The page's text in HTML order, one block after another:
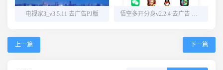
电视家3_v3.5.11 去广告PJ版 悟空多开分身v2.2.4 去广告 解锁会员
上一篇 下一篇